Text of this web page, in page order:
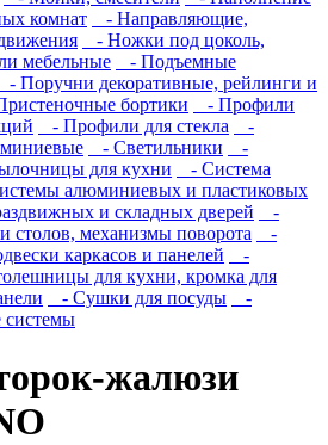
комнат
- Направляющие,
- Ножки под цоколь,
мебельные
- Подъемные
- Поручни декоративные, рейлинги и
бортики
- Профили
- Профили для стекла
-
- Светильники
-
для кухни
- Система
алюминиевых и пластиковых
и складных дверей
-
столов, механизмы поворота
-
каркасов и панелей
-
для кухни, кромка для
- Сушки для посуды
-
жалюзи